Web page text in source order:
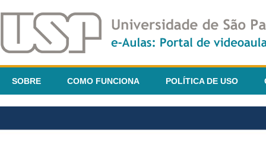
SOBRE COMO FUNCIONA POLÍTICA DE USO